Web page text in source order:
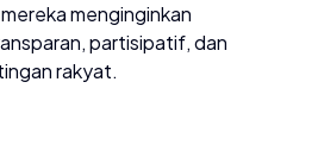
menginginkan
partisipatif, dan
rakyat.